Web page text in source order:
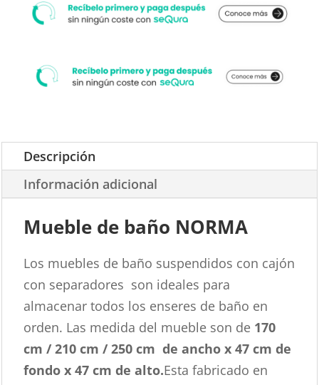
Descripción
Información adicional
Mueble de baño NORMA
Los muebles de baño suspendidos con cajón
con separadores son ideales para
almacenar todos los enseres de baño en
orden. Las medida del mueble son de 170
cm / 210 cm / 250 cm de ancho x 47 cm de
fondo x 47 cm de alto.Esta fabricado en